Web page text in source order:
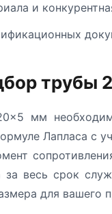
и
трубы
мм
Лапласа с
за весь срок
для вашего